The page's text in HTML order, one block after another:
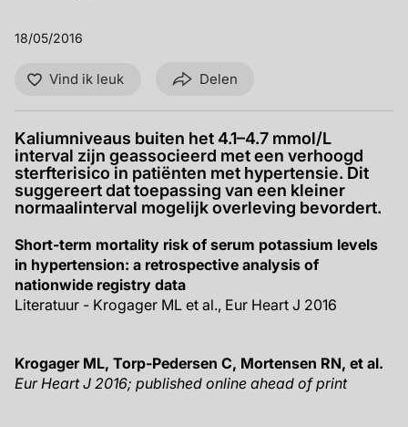
18/05/2016
Vind ik leuk Delen
Kaliumniveaus buiten het 4.1–4.7 mmol/L
interval zijn geassocieerd met een verhoogd
sterfterisico in patiënten met hypertensie. Dit
suggereert dat toepassing van een kleiner
normaalinterval mogelijk overleving bevordert.
Short-term mortality risk of serum potassium levels
in hypertension: a retrospective analysis of
nationwide registry data
Literatuur - Krogager ML et al., Eur Heart J 2016
Krogager ML, Torp-Pedersen C, Mortensen RN, et al.
Eur Heart J 2016; published online ahead of print